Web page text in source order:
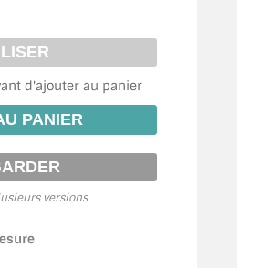
d'ajouter au panier
versions